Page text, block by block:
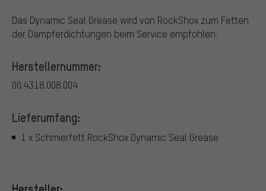
Das Dynamic Seal Grease wird von RockShox zum Fetten
der Dämpferdichtungen beim Service empfohlen.
Herstellernummer:
00.4318.008.004
Lieferumfang:
1 x Schmierfett RockShox Dynamic Seal Grease